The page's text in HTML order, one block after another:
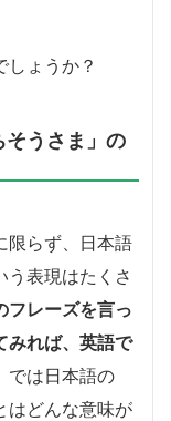
しょうか？
そうさま」の
限らず、日本語
う表現はたくさ
フレーズを言っ
みれば、英語で
では日本語の
はどんな意味が